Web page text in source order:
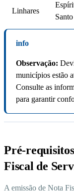
Linhares
Santo
info
Observação:
municípios estão
Consulte as
para garantir
Pré-
Fiscal de
A emissão de Nota